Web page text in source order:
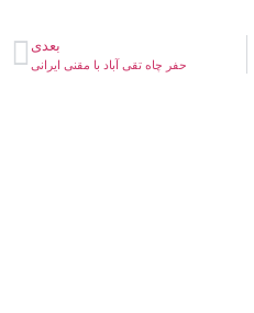
بعدی
حفر چاه تقی آباد با مقنی ایرانی